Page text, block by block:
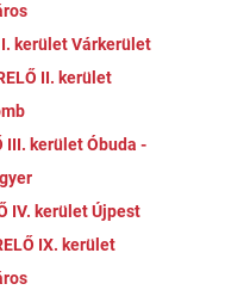
I. kerület Várkerület
II. kerület
III. kerület Óbuda -
IV. kerület Újpest
IX. kerület